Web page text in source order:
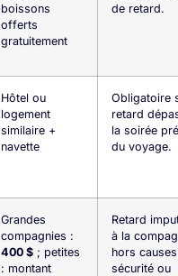
boissons
offerts
gratuitement
de retard.
Hôtel ou
logement
similaire +
navette
Obligatoire
retard
la soirée
du voyage.
Grandes
compagnies :
400 $ ; petites
: montant
Retard
à la
hors
sécurité ou